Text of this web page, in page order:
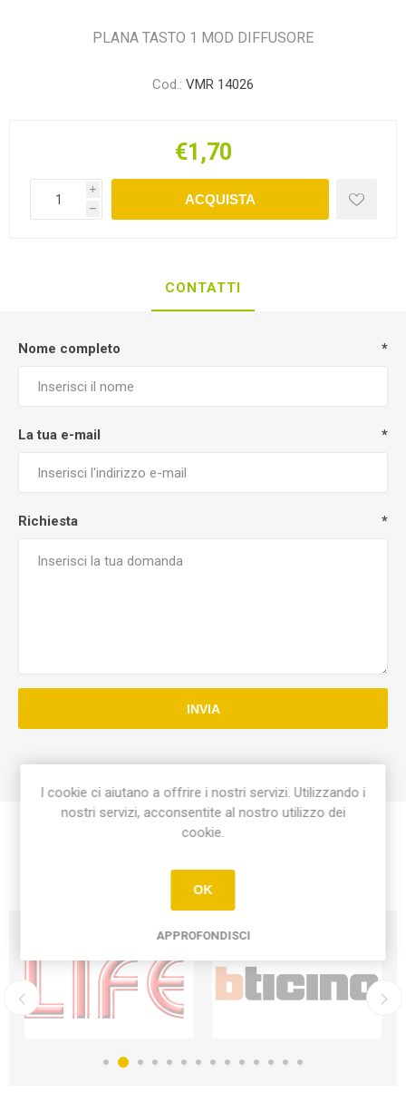
PLANA TASTO 1 MOD DIFFUSORE
Cod.: VMR 14026
€1,70
i
h
ACQUISTA
CONTATTI
Nome completo *
La tua e-mail *
Richiesta *
INVIA
I cookie ci aiutano a offrire i nostri servizi. Utilizzando i
nostri servizi, acconsentite al nostro utilizzo dei
cookie.
OK
APPROFONDISCI